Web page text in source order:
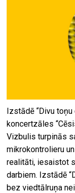
Izstādē “Divu
koncertzāles
Vizbulis turpinās
mikrokontrolieru
realitāti, iesaistot
darbiem. Izstādē
bez viedtālruņa